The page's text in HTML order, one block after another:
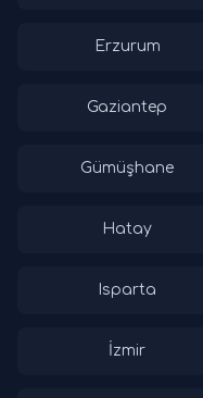
Erzurum
Gaziantep
Gümüşhane
Hatay
Isparta
İzmir